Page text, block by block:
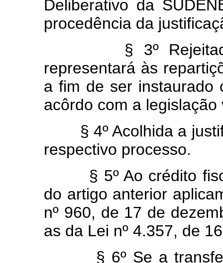
Deliberativo da
procedência da
§ 3º Rejeitada a
representará às
a fim de ser instaurado
acôrdo com a legislação
§ 4º Acolhida a
respectivo processo.
§ 5º Ao crédito
do artigo anterior
nº 960, de 17 de
as da Lei nº 4.357, de
§ 6º Se a